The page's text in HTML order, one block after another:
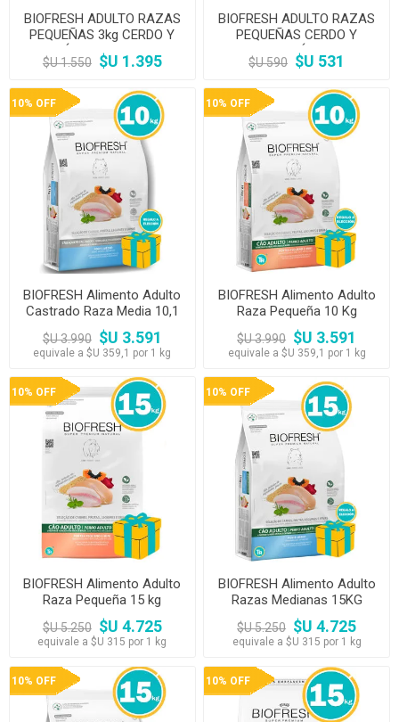
BIOFRESH ADULTO RAZAS
PEQUEÑAS 3kg CERDO Y
ANANÁ + Salsa Gran Plus
$U 1.550 $U 1.395
BIOFRESH ADULTO RAZAS
PEQUEÑAS CERDO Y
ANANÁ 1kg
$U 590 $U 531
10% OFF
BIOFRESH Alimento Adulto
Castrado Raza Media 10,1
kg
$U 3.990 $U 3.591
equivale a $U 359,1 por 1 kg
10% OFF
BIOFRESH Alimento Adulto
Raza Pequeña 10 Kg
$U 3.990 $U 3.591
equivale a $U 359,1 por 1 kg
10% OFF
BIOFRESH Alimento Adulto
Raza Pequeña 15 kg
$U 5.250 $U 4.725
equivale a $U 315 por 1 kg
10% OFF
BIOFRESH Alimento Adulto
Razas Medianas 15KG
$U 5.250 $U 4.725
equivale a $U 315 por 1 kg
10% OFF 10% OFF